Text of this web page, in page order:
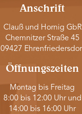
Anschrift
Clauß und Hornig GbR
Chemnitzer Straße 45
09427
Öffnungszeiten
Montag bis Freitag
8:00 bis 12:00 Uhr und
14:00 bis 16:00 Uhr